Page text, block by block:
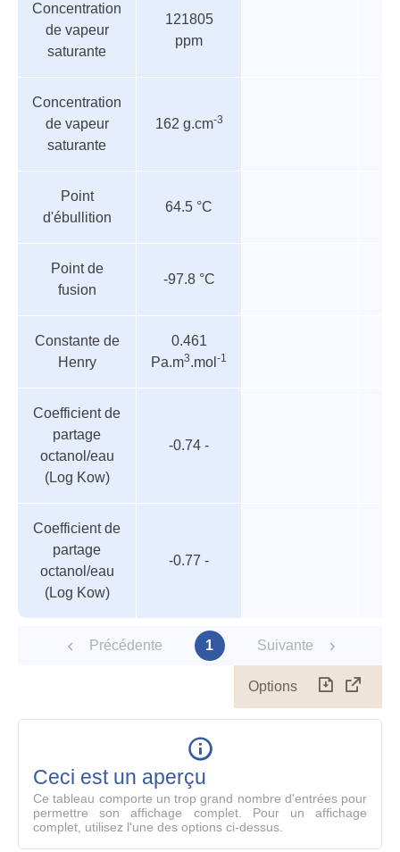
Concentration
de vapeur
saturante
121805
ppm
Concentration
de vapeur
saturante
162 g.cm-3
Point
d'ébullition
64.5 °C
Point de
fusion
-97.8 °C
Constante de
Henry
0.461
Pa.m3.mol -1
Coefficient de
partage
octanol/eau
(Log Kow)
-0.74 -
Coefficient de
partage
octanol/eau
(Log Kow)
-0.77 -
Précédente 1 Suivante
Options
le
Ceci est un aperçu
Ce tableau comporte un trop grand nombre d'entrées pour
permettre son affichage complet. Pour un affichage
complet, utilisez l'une des options ci-dessus.